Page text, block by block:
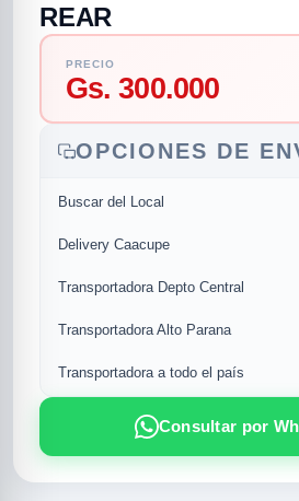
categorias
POPULARES
REAR
PRECIO
Gs. 300.000
OPCIONES DE
Buscar del Local
Delivery Caacupe
Transportadora Depto Central
Transportadora Alto Parana
Transportadora a todo el país
Consultar por